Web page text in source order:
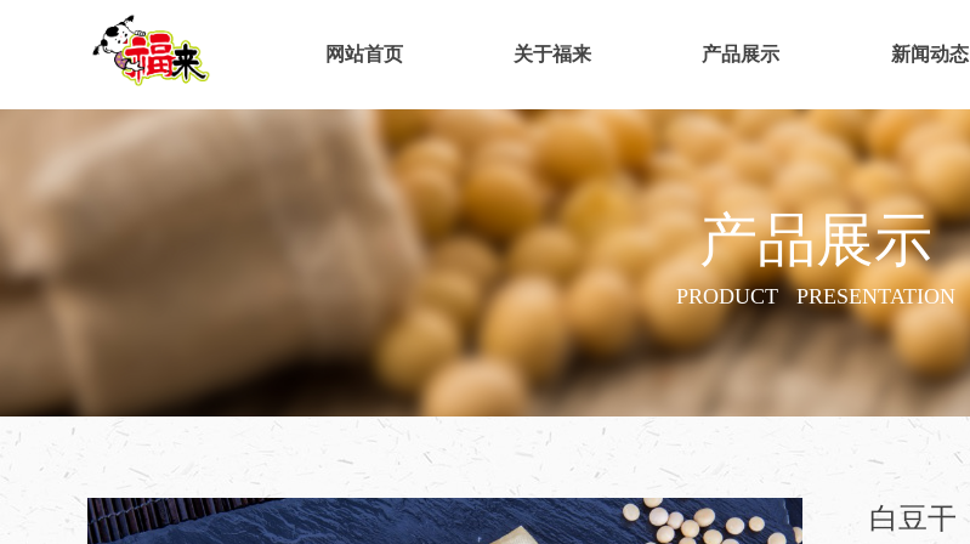
网站首页 关于福来 产品展示 新闻动态
产品展示
PRODUCT PRESENTATION
白豆干